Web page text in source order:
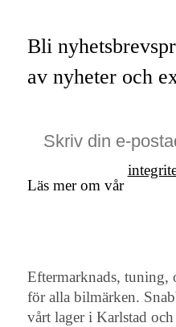
Bli
av nyheter och
Läs mer om vår
Eftermarknads,
för alla bilmärken.
vårt lager i Karlstad